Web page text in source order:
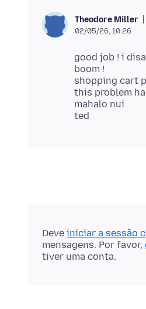
Theodore Miller
02/05/26, 10:26
good job ! i
boom !
shopping cart
this problem
mahalo nui
Deve iniciar a sessão
mensagens. Por favor,
tiver uma conta.